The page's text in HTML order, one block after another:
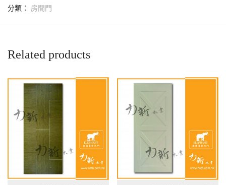
分類： 房間門
Related products